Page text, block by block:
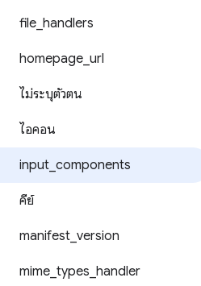
file handlers
homepage url
ไม่ระบุตัวตน
ไอคอน
input components
คีย์
manifest version
mime types handler